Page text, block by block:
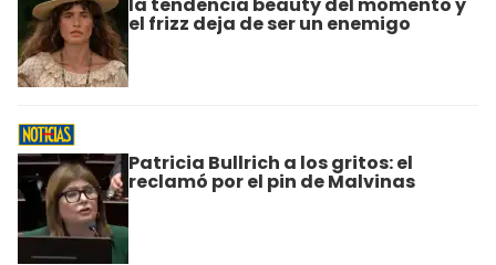
la tendencia beauty del momento y
el frizz deja de ser un enemigo
Patricia Bullrich a los gritos: el
reclamó por el pin de Malvinas